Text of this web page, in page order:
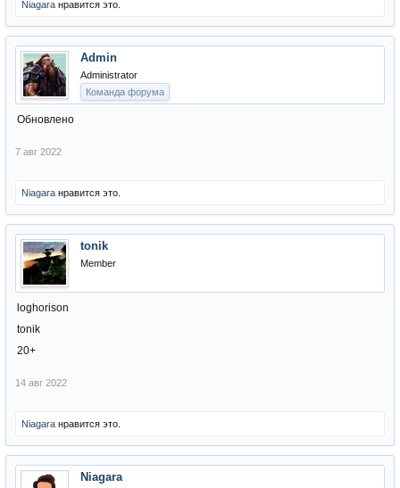
Niagara нравится это.
Admin
Administrator
Команда форума
Обновлено
7 авг 2022
Niagara нравится это.
tonik
Member
loghorison
tonik
20+
14 авг 2022
Niagara нравится это.
Niagara